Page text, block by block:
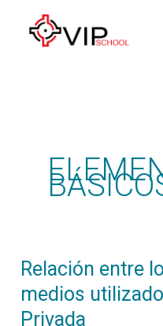
contenido
Relación entre
medios
Privada
Relación
entre
los
fines